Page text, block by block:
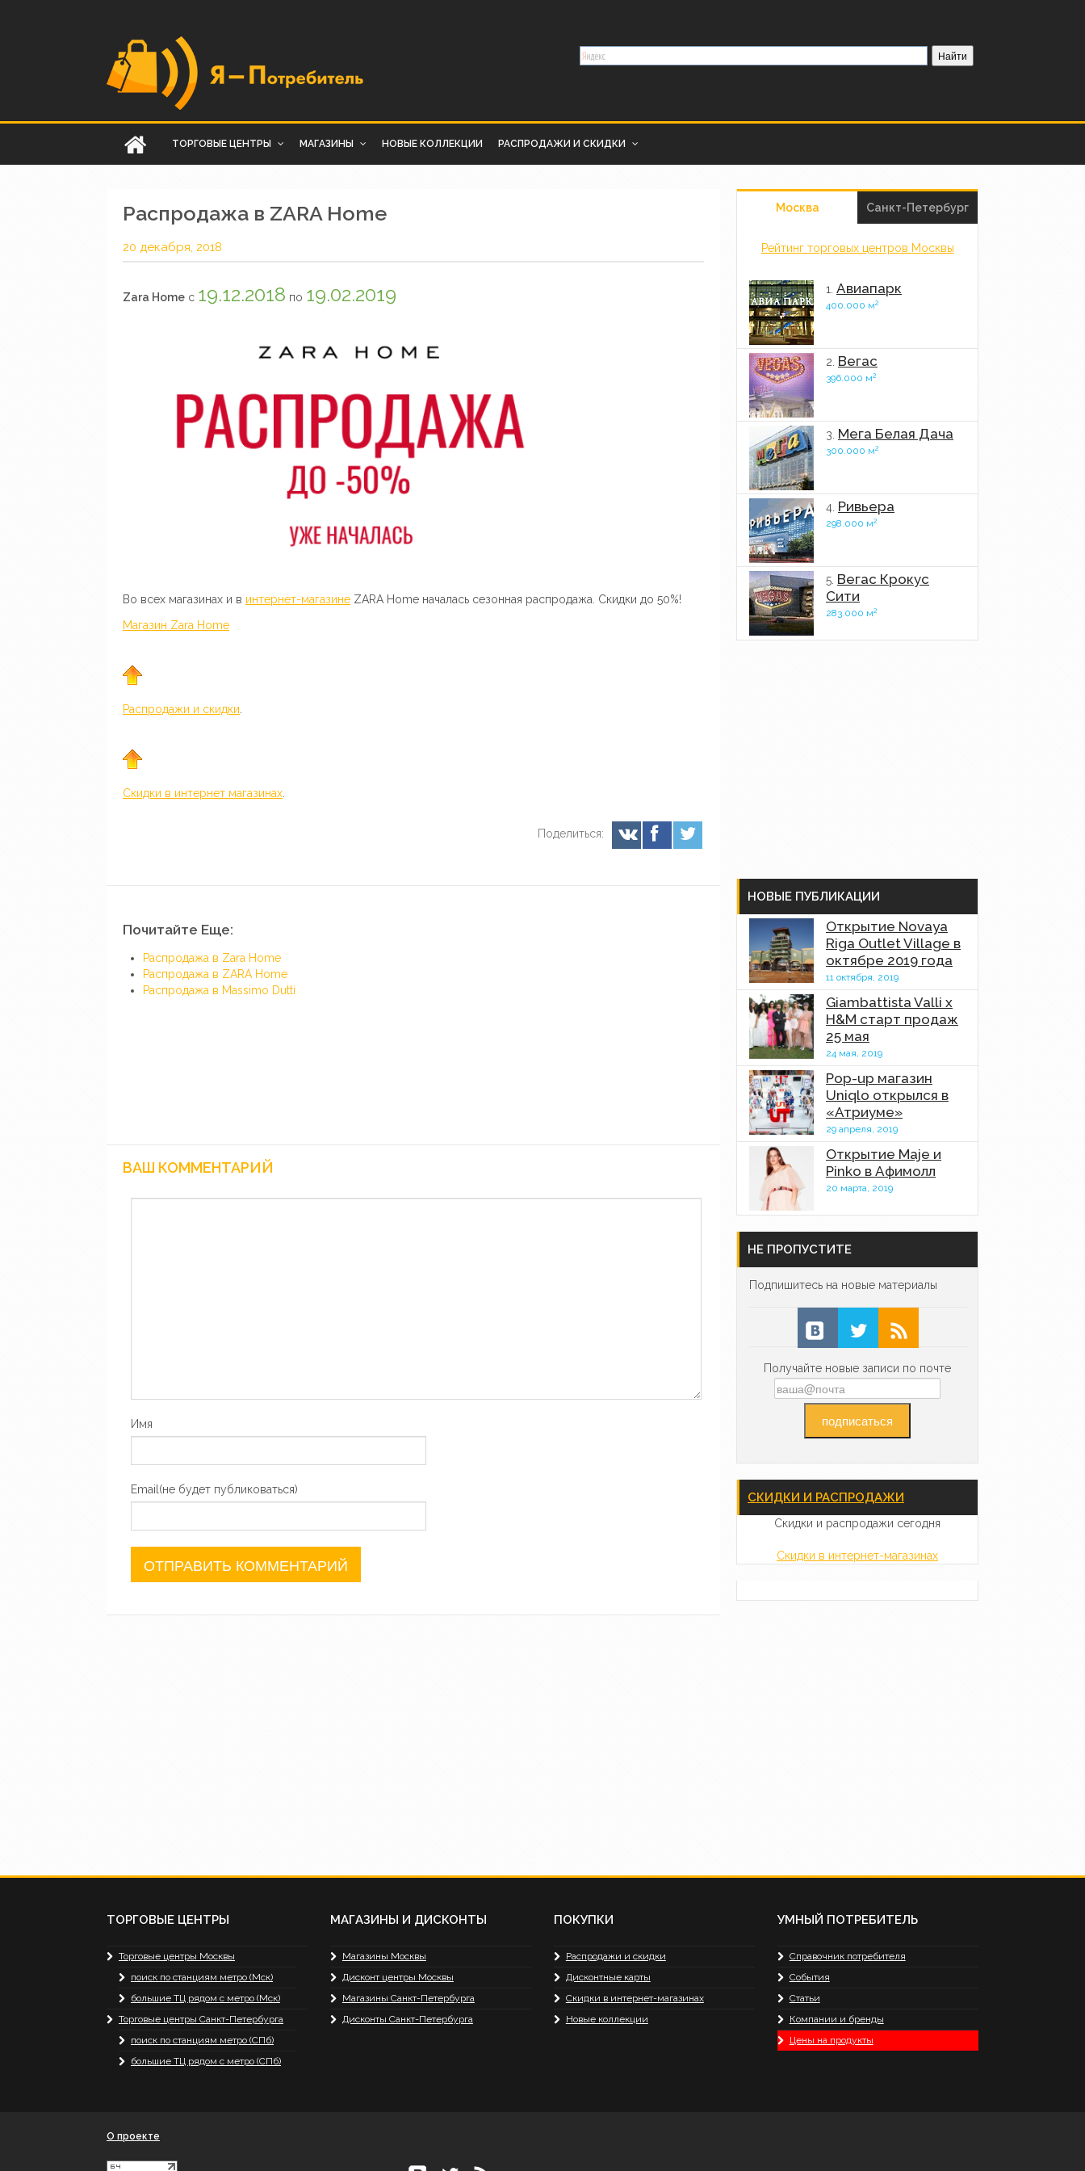
ТОРГОВЫЕ ЦЕНТРЫ МАГАЗИНЫ НОВЫЕ КОЛЛЕКЦИИ РАСПРОДАЖИ И СКИДКИ
Распродажа в ZARA Home
20 декабря, 2018
Zara Home с 19.12.2018 по 19.02.2019
Во всех магазинах и в интернет-магазине ZARA Home началась сезонная распродажа. Скидки до 50%!
Магазин Zara Home
Распродажи и скидки
Скидки в интернет магазинах
Поделиться:
Почитайте Еще:
Распродажа в Zara Home
Распродажа в ZARA Home
Распродажа в Massimo Dutti
ВАШ КОММЕНТАРИЙ
Имя
Email(не будет публиковаться)
Москва Санкт-Петербург
Рейтинг торговых центров Москвы
1. Авиапарк
400.000 м2
2. Вегас
396.000 м2
3. Мега Белая Дача
300.000 м2
4. Ривьера
298.000 м2
5. Вегас Крокус
Сити
283.000 м2
НОВЫЕ ПУБЛИКАЦИИ
Открытие Novaya
Riga Outlet Village в
октябре 2019 года
11 октября, 2019
Giambattista Valli x
H&M старт продаж
25 мая
24 мая, 2019
Pop-up магазин
Uniqlo открылся в
«Атриуме»
29 апреля, 2019
Открытие Maje и
Pinko в Афимолл
20 марта, 2019
НЕ ПРОПУСТИТЕ
Подпишитесь на новые материалы
Получайте новые записи по почте
СКИДКИ И РАСПРОДАЖИ
Скидки и распродажи сегодня
Скидки в интернет-магазинах
ТОРГОВЫЕ ЦЕНТРЫ
Торговые центры Москвы
поиск по станциям метро (Мск)
большие ТЦ рядом с метро (Мск)
Торговые центры Санкт-Петербурга
поиск по станциям метро (СПб)
большие ТЦ рядом с метро (СПб)
МАГАЗИНЫ И ДИСКОНТЫ
Магазины Москвы
Дисконт центры Москвы
Магазины Санкт-Петербурга
Дисконты Санкт-Петербурга
ПОКУПКИ
Распродажи и скидки
Дисконтные карты
Скидки в интернет-магазинах
Новые коллекции
УМНЫЙ ПОТРЕБИТЕЛЬ
Справочник потребителя
События
Статьи
Компании и бренды
Цены на продукты
О проекте